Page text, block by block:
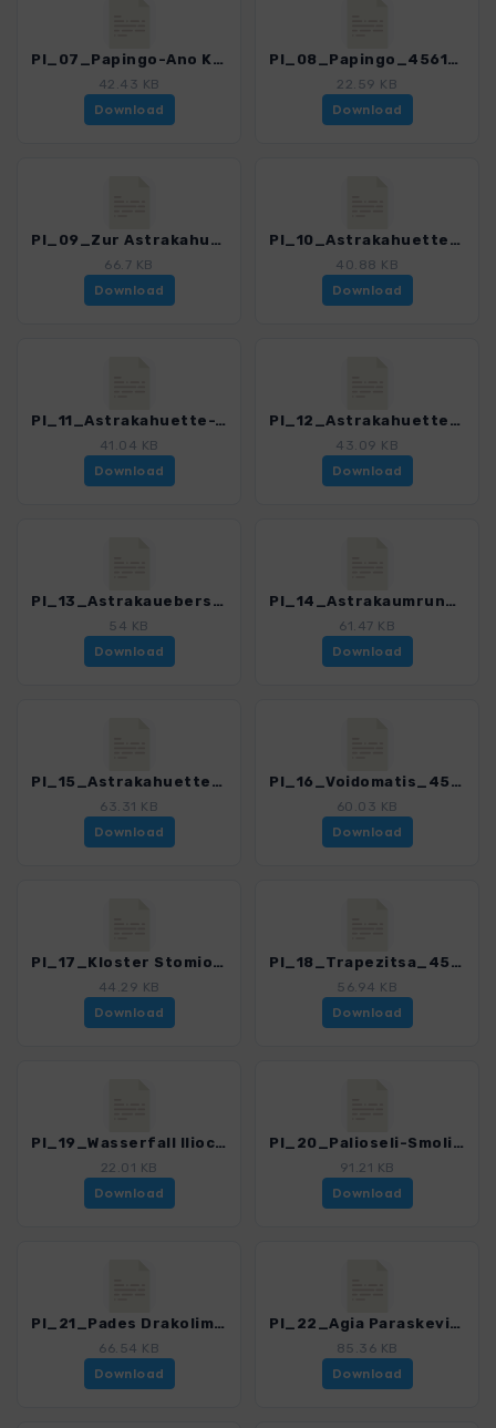
PI_07_Papingo-Ano Kleidona_4561_1.gpx
42.43 KB
Download
PI_08_Papingo_4561_1.gpx
22.59 KB
Download
PI_09_Zur Astrakahuette_4561_1.gpx
66.7 KB
Download
PI_10_Astrakahuette-Drakolimni_4561_1.gpx
40.88 KB
Download
PI_11_Astrakahuette-Tsouka_4561_1.gpx
41.04 KB
Download
PI_12_Astrakahuette-Gamila_4561_1.gpx
43.09 KB
Download
PI_13_Astrakaueberschreitung_4561_1.gpx
54 KB
Download
PI_14_Astrakaumrundung_4561_1.gpx
61.47 KB
Download
PI_15_Astrakahuette-Tsepelovo_4561_1.gpx
63.31 KB
Download
PI_16_Voidomatis_4561_1.gpx
60.03 KB
Download
PI_17_Kloster Stomio_4561_1.gpx
44.29 KB
Download
PI_18_Trapezitsa_4561_1.gpx
56.94 KB
Download
PI_19_Wasserfall Iliochori_4561_1.gpx
22.01 KB
Download
PI_20_Palioseli-Smolikas_4561_1.gpx
91.21 KB
Download
PI_21_Pades Drakolimni_4561_1.gpx
66.54 KB
Download
PI_22_Agia Paraskevi_Drakolimni_4561_1.gpx
85.36 KB
Download